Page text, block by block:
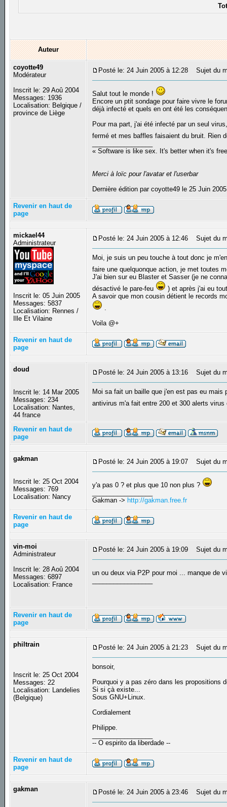
Auteur
coyotte49
Modérateur
Inscrit le: 29 Aoû 2004
Messages: 1936
Localisation: Belgique /
province de Liège
Posté le: 24 Juin 2005 à 12:28 Sujet du
Salut tout le monde !
Encore un ptit sondage pour faire vivre le
déjà infecté et quels en ont été les
Pour ma part, j'ai été infecté par un seul
fermé et mes baffles faisaient du bruit. Rien
« Software is like sex. It's better when it's
Merci à loïc pour l'avatar et l'userbar
Dernière édition par coyotte49 le 25 Juin
Revenir en haut de
page
mickael44
Administrateur
Inscrit le: 05 Juin 2005
Messages: 5837
Localisation: Rennes /
Ille Et Vilaine
Posté le: 24 Juin 2005 à 12:46 Sujet du
Moi, je suis un peu touche à tout donc je
faire une quelquonque action, je met toutes
J'ai bien sur eu Blaster et Sasser (je ne
désactivé le pare-feu
) et après j'ai eu
A savoir que mon cousin détient le records
.
Voila @+
Revenir en haut de
page
doud
Inscrit le: 14 Mar 2005
Messages: 234
Localisation: Nantes,
44 france
Posté le: 24 Juin 2005 à 13:16 Sujet du
Moi sa fait un baille que j'en est pas eu
antivirus m'a fait entre 200 et 300 alerts
Revenir en haut de
page
gakman
Inscrit le: 25 Oct 2004
Messages: 769
Localisation: Nancy
Posté le: 24 Juin 2005 à 19:07 Sujet du
y'a pas 0 ? et plus que 10 non plus ?
Gakman -> http://gakman.free.fr
Revenir en haut de
page
vin-moi
Administrateur
Inscrit le: 28 Aoû 2004
Messages: 6897
Localisation: France
Posté le: 24 Juin 2005 à 19:09 Sujet du
un ou deux via P2P pour moi ... manque de
Revenir en haut de
page
philtrain
Inscrit le: 25 Oct 2004
Messages: 22
Localisation: Landelies
(Belgique)
Posté le: 24 Juin 2005 à 21:23 Sujet du
bonsoir,
Pourquoi y a pas zéro dans les propositions
Si si çà existe...
Sous GNU+Linux.
Cordialement
Philippe.
-- O espirito da liberdade --
Revenir en haut de
page
gakman Posté le: 24 Juin 2005 à 23:46 Sujet du